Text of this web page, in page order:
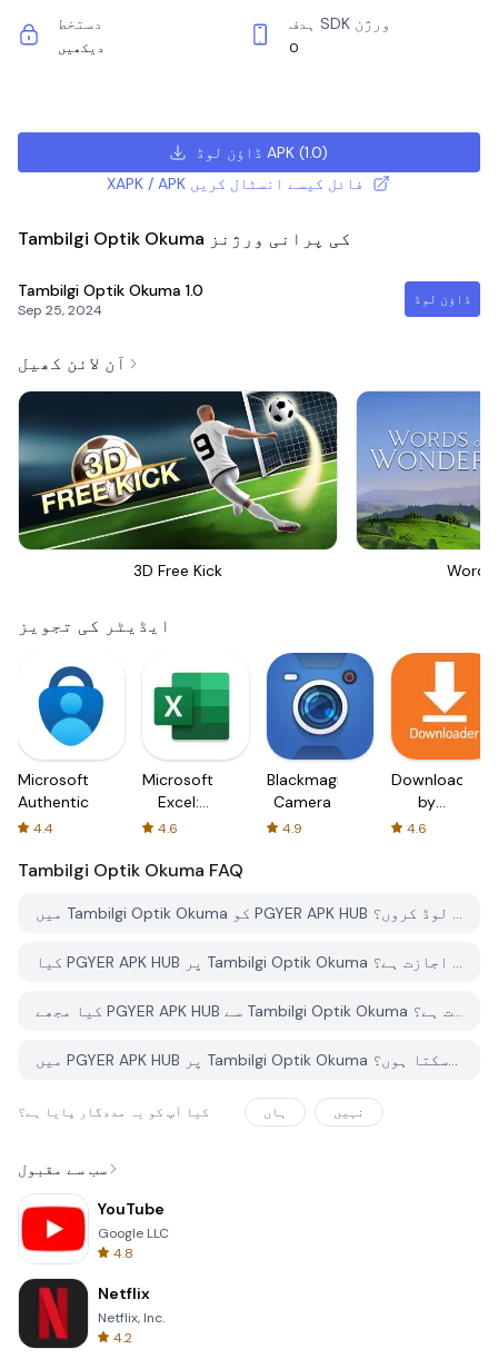
دستخط
دیکھیں
ہدف SDK ورژن
0
ڈاؤن لوڈ APK (1.0)
XAPK / APK فائل کیسے انسٹال کریں
Tambilgi Optik Okuma کی پرانی ورژنز
Tambilgi Optik Okuma 1.0
Sep 25, 2024
ڈاؤن لوڈ
آن لائن کھیل
3D Free Kick
ایڈیٹر کی تجویز
Microsoft
Authenticator
4.4
Microsoft
Excel:
Spreadsheets
4.6
Blackmagic
Camera
4.9
Downloader
by
AFTVnews
4.6
Tambilgi Optik Okuma FAQ
میں Tambilgi Optik Okuma کو PGYER APK HUB سے کیسے ڈاؤن لوڈ کروں؟
کیا PGYER APK HUB پر Tambilgi Optik Okuma کو مفت ڈاؤن لوڈ کرنے کی اجازت ہے؟
کیا مجھے PGYER APK HUB سے Tambilgi Optik Okuma ڈاؤن لوڈ کرنے کے لئے اکاؤنٹ کی ضرورت ہے؟
میں PGYER APK HUB پر Tambilgi Optik Okuma کے ساتھ کوئی مسئلہ کیسے رپورٹ کرسکتا ہوں؟
کیا آپ کو یہ مددگار پایا ہے؟ ہاں نہیں
سب سے مقبول
YouTube
Google LLC
4.8
Netflix
Netflix, Inc.
4.2